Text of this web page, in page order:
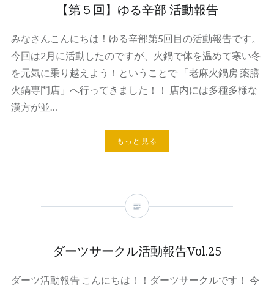
【第５回】ゆる辛部 活動報告
みなさんこんにちは！ゆる辛部第5回目の活動報告です。
今回は2月に活動したのですが、火鍋で体を温めて寒い冬
を元気に乗り越えよう！ということで 「老麻火鍋房 薬膳
火鍋専門店」へ行ってきました！！ 店内には多種多様な
漢方が並…
もっと見る
ダーツサークル活動報告Vol.25
ダーツ活動報告 こんにちは！！ダーツサークルです！ 今